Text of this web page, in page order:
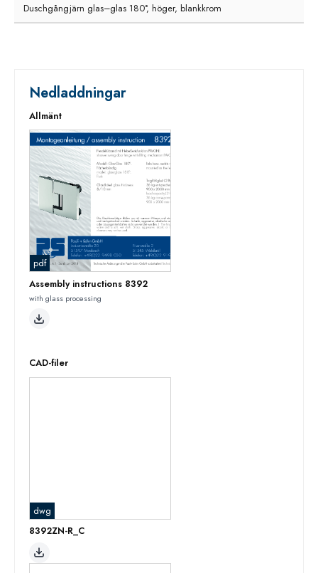
Duschgångjärn glas–glas 180°, höger, blankkrom
Nedladdningar
Allmänt
pdf
Assembly instructions 8392
with glass processing
CAD-filer
dwg
8392ZN-R_C